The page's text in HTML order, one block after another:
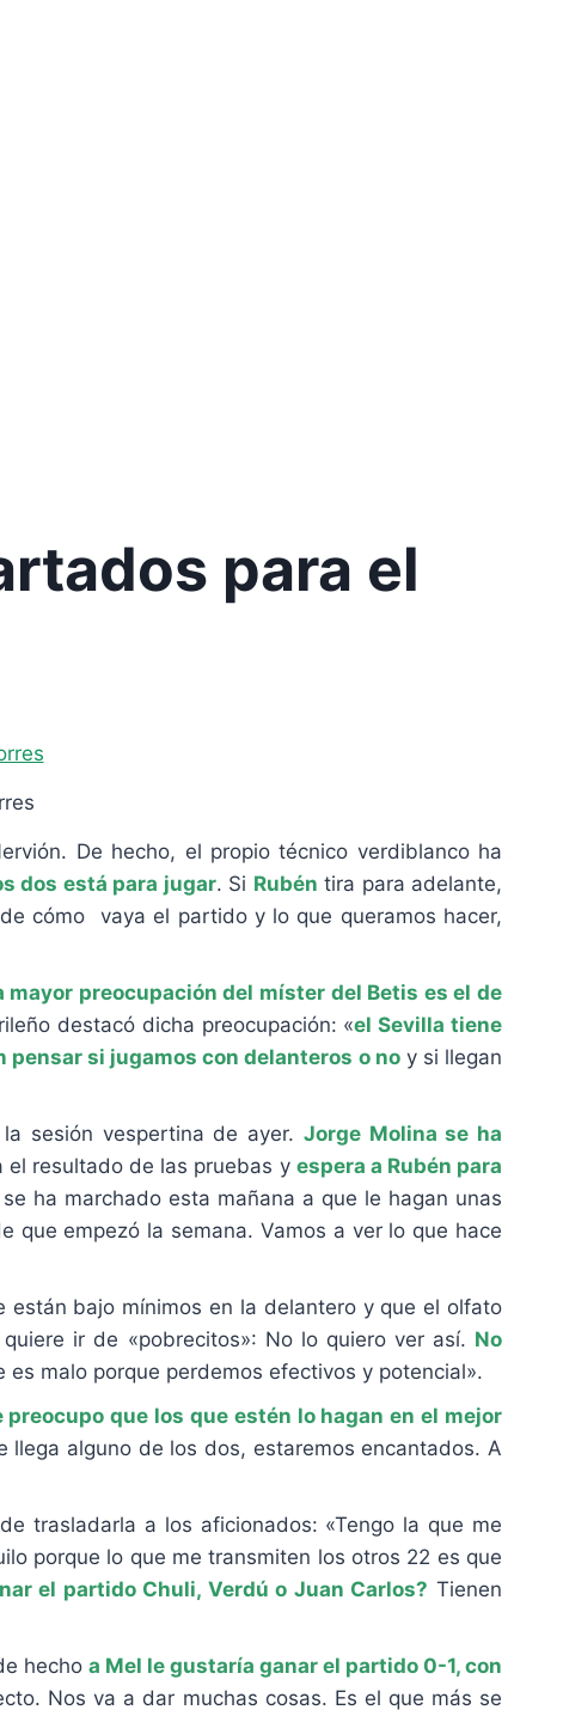
para el
De hecho, el propio técnico verdiblanco ha
dos está para jugar. Si Rubén tira para adelante,
cómo vaya el partido y lo que queramos hacer,
mayor preocupación del míster del Betis es el de
destacó dicha preocupación: «el Sevilla tiene
pensar si jugamos con delanteros o noy si llegan
sesión vespertina de ayer. Jorge Molina se ha
el resultado de las pruebas y espera a Rubén para
ha marchado esta mañana a que le hagan unas
que empezó la semana. Vamos a ver lo que hace
bajo mínimos en la delantero y que el olfato
ir de «pobrecitos»: No lo quiero ver así. No
es malo porque perdemos efectivos y potencial».
preocupo que los que estén lo hagan en el mejor
llega alguno de los dos, estaremos encantados. A
trasladarla a los aficionados: «Tengo la que me
porque lo que me transmiten los otros 22 es que
el partido Chuli, Verdú o Juan Carlos? Tienen
hecho a Mel le gustaría ganar el partido 0-1, con
Nos va a dar muchas cosas. Es el que más se